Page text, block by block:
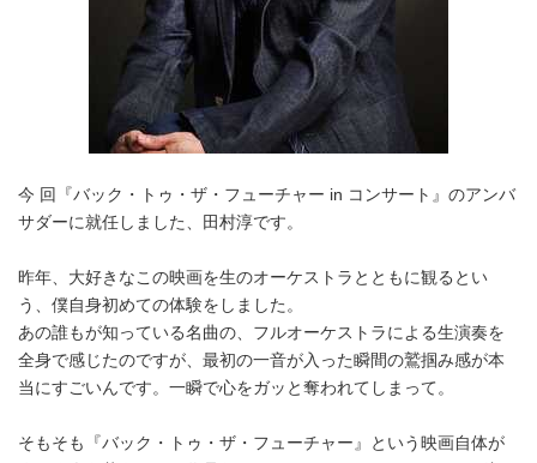
今 回『バック・トゥ・ザ・フューチャー in コンサート』のアンバ
サダーに就任しました、田村淳です。
昨年、大好きなこの映画を生のオーケストラとともに観るとい
う、僕自身初めての体験をしました。
あの誰もが知っている名曲の、フルオーケストラによる生演奏を
全身で感じたのですが、最初の一音が入った瞬間の鷲掴み感が本
当にすごいんです。一瞬で心をガッと奪われてしまって。
そもそも『バック・トゥ・ザ・フューチャー』という映画自体が